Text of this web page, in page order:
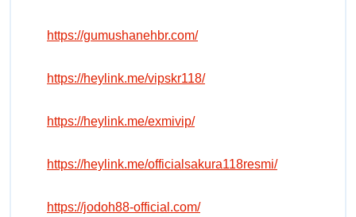
https://gumushanehbr.com/
https://heylink.me/vipskr118/
https://heylink.me/exmivip/
https://heylink.me/officialsakura118resmi/
https://jodoh88-official.com/